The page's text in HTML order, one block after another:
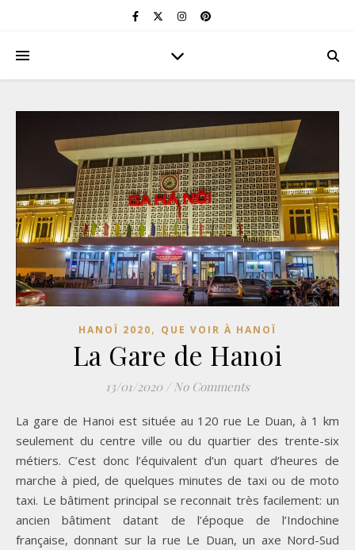
HANOÏ 2020, QUE VOIR À HANOÏ
La Gare de Hanoi
13/01/2020 / No Comments
La gare de Hanoi est située au 120 rue Le Duan, à 1 km
seulement du centre ville ou du quartier des trente-six
métiers. C’est donc l’équivalent d’un quart d’heures de
marche à pied, de quelques minutes de taxi ou de moto
taxi. Le bâtiment principal se reconnait très facilement: un
ancien bâtiment datant de l’époque de l’Indochine
française, donnant sur la rue Le Duan, un axe Nord-Sud